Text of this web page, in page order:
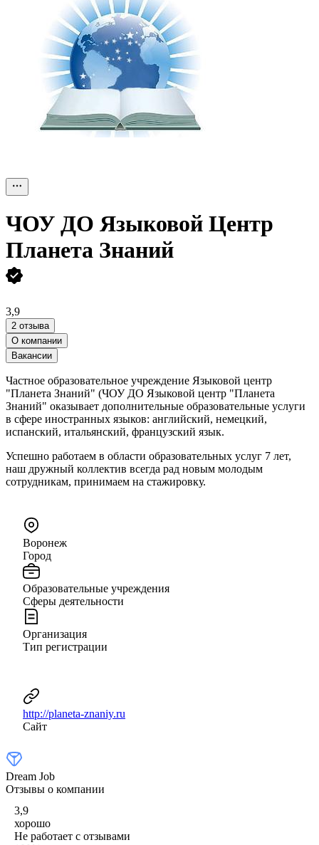
ЧОУ ДО Языковой Центр
Планета Знаний
3,9
2 отзыва
О компании
Вакансии
Частное образовательное учреждение Языковой центр
"Планета Знаний" (ЧОУ ДО Языковой центр "Планета
Знаний" оказывает дополнительные образовательные услуги
в сфере иностранных языков: английский, немецкий,
испанский, итальянский, французский язык.
Успешно работаем в области образовательных услуг 7 лет,
наш дружный коллектив всегда рад новым молодым
сотрудникам, принимаем на стажировку.
Воронеж
Город
Образовательные учреждения
Сферы деятельности
Организация
Тип регистрации
http://planeta-znaniy.ru
Сайт
Dream Job
Отзывы о компании
3,9
хорошо
Не работает с отзывами